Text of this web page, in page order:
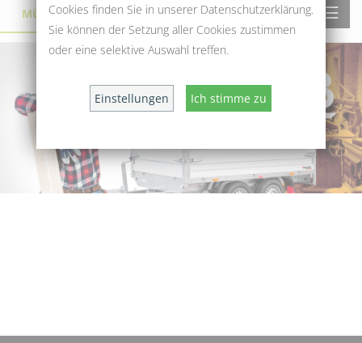
☰
MÜHLBERGER SPORT & MODE ›
Cookies finden Sie in unserer Datenschutzerklärung.
Sie können der Setzung aller Cookies zustimmen
oder eine selektive Auswahl treffen.
Einstellungen Ich stimme zu